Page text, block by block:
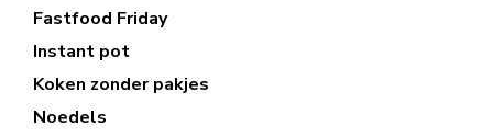
Fastfood Friday
Instant pot
Koken zonder pakjes
Noedels